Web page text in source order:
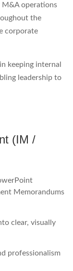
operations
the
corporate
keeping internal
leadership to
(IM /
Memorandums
clear, visually
professionalism